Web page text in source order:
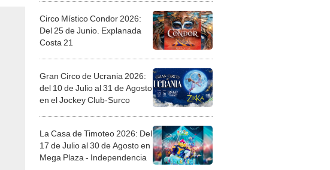
Circo Místico Condor 2026:
Del 25 de Junio. Explanada
Costa 21
Gran Circo de Ucrania 2026:
del 10 de Julio al 31 de Agosto
en el Jockey Club-Surco
La Casa de Timoteo 2026: Del
17 de Julio al 30 de Agosto en
Mega Plaza - Independencia